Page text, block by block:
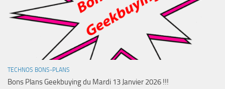
TECHNOS BONS-PLANS
Bons Plans Geekbuying du Mardi 13 Janvier 2026 !!!